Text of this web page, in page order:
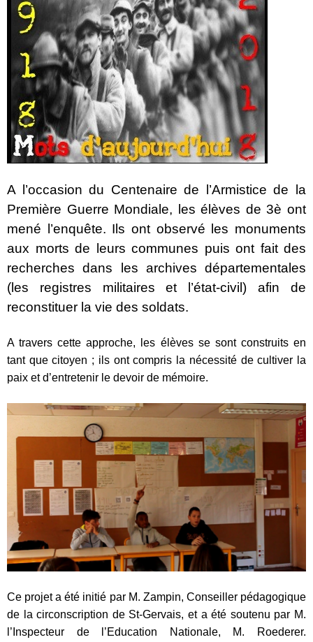
A l’occasion du Centenaire de l’Armistice de la
Première Guerre Mondiale, les élèves de 3è ont
mené l’enquête. Ils ont observé les monuments
aux morts de leurs communes puis ont fait des
recherches dans les archives départementales
(les registres militaires et l’état-civil) afin de
reconstituer la vie des soldats.
A travers cette approche, les élèves se sont construits en
tant que citoyen ; ils ont compris la nécessité de cultiver la
paix et d’entretenir le devoir de mémoire.
Ce projet a été initié par M. Zampin, Conseiller pédagogique
de la circonscription de St-Gervais, et a été soutenu par M.
l’Inspecteur de l’Education Nationale, M. Roederer.